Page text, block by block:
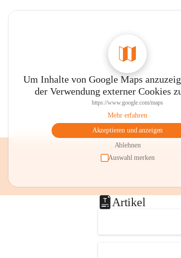
Um Inhalte von Google Maps
der Verwendung externer Cookies
https://www.google.com/maps
Mehr erfahren
Akzeptieren und anzeigen
Ablehnen
Auswahl merken
Artikel